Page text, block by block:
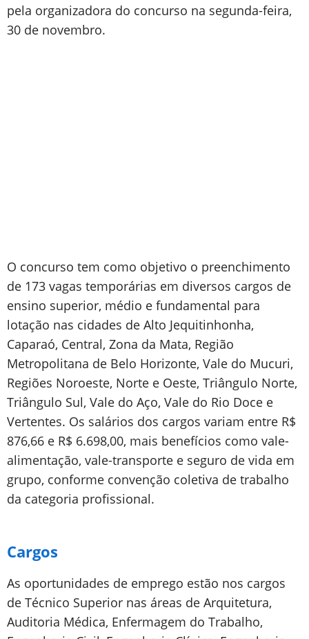
pela organizadora do concurso na segunda-feira,
30 de novembro.
O concurso tem como objetivo o preenchimento
de 173 vagas temporárias em diversos cargos de
ensino superior, médio e fundamental para
lotação nas cidades de Alto Jequitinhonha,
Caparaó, Central, Zona da Mata, Região
Metropolitana de Belo Horizonte, Vale do Mucuri,
Regiões Noroeste, Norte e Oeste, Triângulo Norte,
Triângulo Sul, Vale do Aço, Vale do Rio Doce e
Vertentes. Os salários dos cargos variam entre R$
876,66 e R$ 6.698,00, mais benefícios como vale-
alimentação, vale-transporte e seguro de vida em
grupo, conforme convenção coletiva de trabalho
da categoria profissional.
Cargos
As oportunidades de emprego estão nos cargos
de Técnico Superior nas áreas de Arquitetura,
Auditoria Médica, Enfermagem do Trabalho,